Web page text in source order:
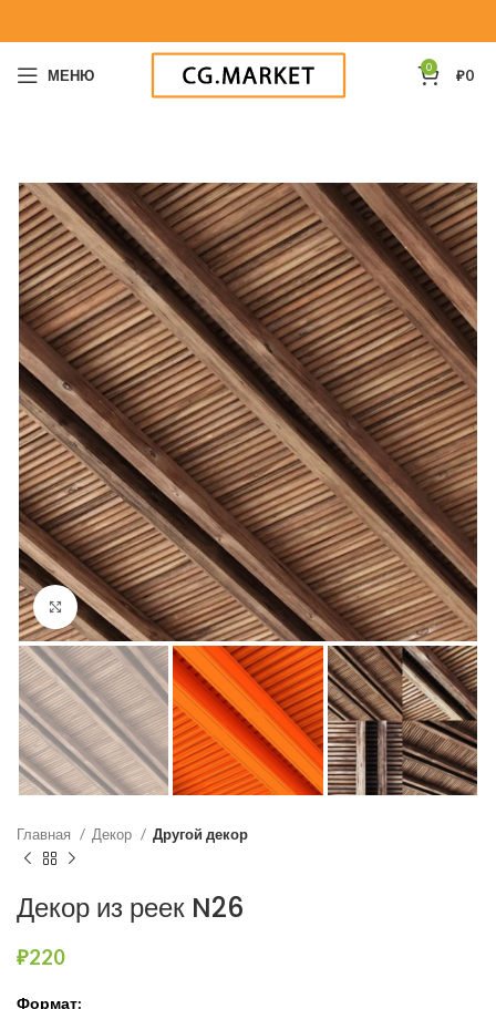
МЕНЮ 0 ₽0
Нажмите, чтобы увеличить
Главная Декор Другой декор
Декор из реек N26
₽220
Формат: